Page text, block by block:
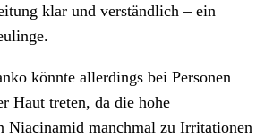
klar und verständlich – ein
könnte allerdings bei Personen
Haut treten, da die hohe
Niacinamid manchmal zu Irritationen